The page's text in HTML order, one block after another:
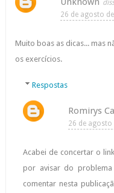
26 de agosto
Muito boas as dicas... mas
os exercícios.
Respostas
Romirys
26 de agosto
Acabei de concertar o
por avisar do
comentar nesta